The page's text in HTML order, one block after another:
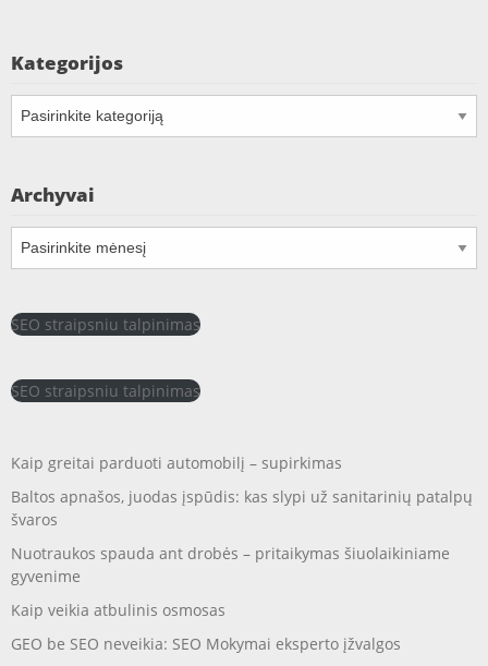
Kategorijos
Kategorijos
Archyvai
Archyvai
SEO straipsniu talpinimas
SEO straipsniu talpinimas
Kaip greitai parduoti automobilį – supirkimas
Baltos apnašos, juodas įspūdis: kas slypi už sanitarinių patalpų
švaros
Nuotraukos spauda ant drobės – pritaikymas šiuolaikiniame
gyvenime
Kaip veikia atbulinis osmosas
GEO be SEO neveikia: SEO Mokymai eksperto įžvalgos